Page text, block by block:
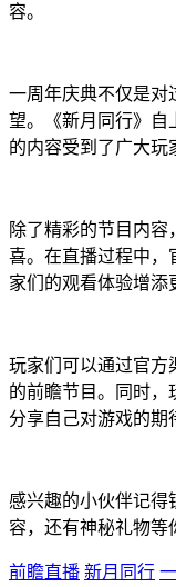
容。
一周年庆典不仅是对
望。《新月同行》自
的内容受到了广大玩
除了精彩的节目内容
喜。在直播过程中，
家们的观看体验增添
玩家们可以通过官方
的前瞻节目。同时，
分享自己对游戏的期
感兴趣的小伙伴记得
容，还有神秘礼物等
前瞻直播 新月同行